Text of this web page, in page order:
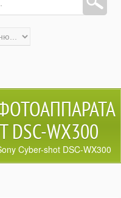
DSC-WX300
Cyber-shot DSC-WX300